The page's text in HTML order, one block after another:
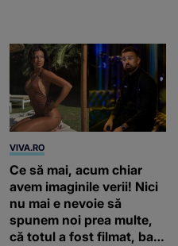
VIVA.RO
Ce să mai, acum chiar
avem imaginile verii! Nici
nu mai e nevoie să
spunem noi prea multe,
că totul a fost filmat, ba